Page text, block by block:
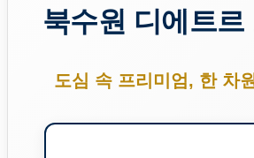
북수원 디에트르
도심 속 프리미엄, 한 차